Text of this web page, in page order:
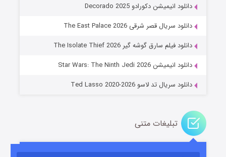
جادوگری در مغولستان
قسمت۱۴ (زیرنویس) منتشر شد
دانلود انیمیشن دکورادو Decorado 2025
دانلود سریال قصر شرقی The East Palace 2026
دانلود فیلم سارق گوشه گیر The Isolate Thief 2026
دانلود انیمیشن Star Wars: The Ninth Jedi 2026
دانلود سریال تد لاسو Ted Lasso 2020-2026
تبلیغات متنی